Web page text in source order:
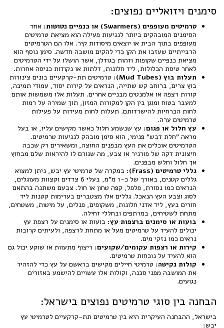
סימנים ויזואליים נפוצים:
טרמיטים מעופפים (Swarmers) או כנפיים נטושות:
אחד
הסימנים המובהקים ביותר לנגיעות פעילה הוא מציאת טרמיטים
מעופפים בתוך הבית או יוצאים מיסודות קיר. אלו הם הטרמיטים
הרבייתיים שעזבו את הקן כדי להקים מושבה חדשה. סימן נוסף הוא
מציאת כנפיים שקופות וזהות בגודלן, אשר הושלו על ידי הטרמיטים
לאחר טיסת הכלולות, ליד חלונות, דלתות או נקודות כניסה אחרות.
תעלות בוץ (Mud Tubes):
טרמיטים תת-קרקעיים בונים צינורות
בוץ צרים, ברוחב קש שתייה, הנראים על קירות יסוד, עמודי תמיכה,
קורות רצפה או אלמנטים מבניים אחרים. תעלות אלו משמשות אותם
למעבר בטוח ומוגן בין הקן למקורות המזון, תוך שמירה על רמות
לחות הכרחיות להישרדותם. תעלות לחות מעידות על פעילות
טרמיטים ערה.
עץ חלול או פגום: עץ שנשמע חלול כאשר מקישים עליו, או בעל
מראה "חלת דבש" פנימי, הוא סימן מובהק לנגיעות טרמיטים.
הטרמיטים אוכלים את העץ מבפנים החוצה, ומשאירים רק שכבה
חיצונית דקה של פורניר או צבע, מה שגורם לו להיראות שלם מבחוץ
אך חלול וחלש מבפנים.
גללי טרמיטים (Frass):
במקרה של טרמיטי עץ יבש, ניתן למצוא
גללים קטנים, באורך של כ-1 מ"מ, בעלי 6 צדדים וקצוות מעוגלים,
הנראים כמו נסורת, פלפל, קפה טחון או חול. צבעם משתנה בהתאם
לסוג וצבע העץ הנאכל. גללים אלו מצטברים בערימות קטנות ליד
חורים בעץ, ליד אדני חלונות, משקופים, פנלים, על מיטות, משטחים,
מתחת לשטיחים, במרתפים ובחללי זחילה.
בועות או סימנים ברצפות עץ: בועות או סימנים על רצפת עץ
יכולים להעיד על טרמיטים מעל או מתחת לרצפה, ולעיתים קרובות
נראים כמו נזקי מים.
קירות או רצפות עקומים/שקועים: ריצוף מתעוות או שוקע יכול גם
הוא להעיד על נוכחות טרמיטים.
קולות נקישה: טרמיטי חיילים מקישים בראשם על עץ כדי להזהיר
את המושבה מפני סכנה, וקולות אלו עשויים להישמע באזורים
נגועים.
הבחנה בין סוגי טרמיטים נפוצים בישראל:
בישראל, ההבחנה העיקרית היא בין טרמיטים תת-קרקעיים לטרמיטי עץ
יבש: